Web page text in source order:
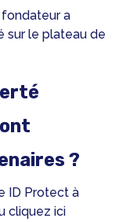
a
sur le plateau de
?
ID Protect à
cliquez ici